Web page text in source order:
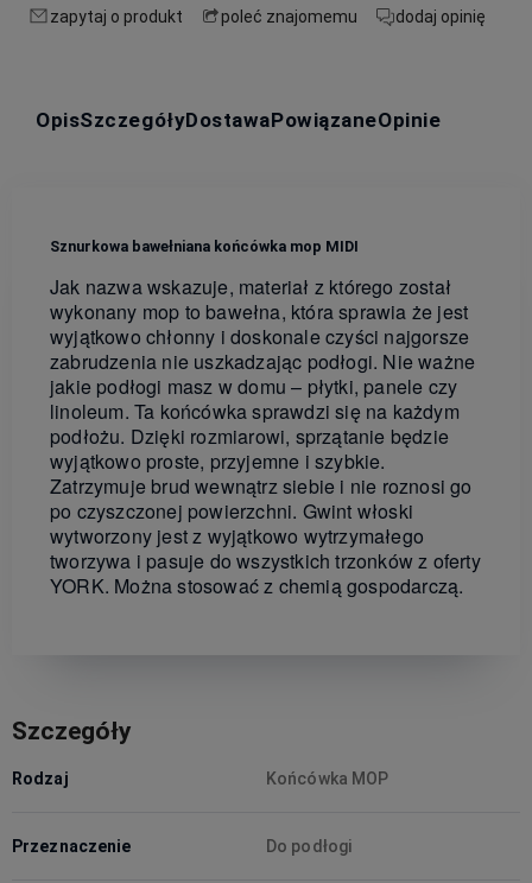
zapytaj o produkt poleć znajomemu dodaj opinię
OpisSzczegółyDostawaPowiązaneOpinie
Sznurkowa bawełniana końcówka mop MIDI
Jak nazwa wskazuje, materiał z którego został
wykonany mop to bawełna, która sprawia że jest
wyjątkowo chłonny i doskonale czyści najgorsze
zabrudzenia nie uszkadzając podłogi. Nie ważne
jakie podłogi masz w domu – płytki, panele czy
linoleum. Ta końcówka sprawdzi się na każdym
podłożu. Dzięki rozmiarowi, sprzątanie będzie
wyjątkowo proste, przyjemne i szybkie.
Zatrzymuje brud wewnątrz siebie i nie roznosi go
po czyszczonej powierzchni. Gwint włoski
wytworzony jest z wyjątkowo wytrzymałego
tworzywa i pasuje do wszystkich trzonków z oferty
YORK. Można stosować z chemią gospodarczą.
Szczegóły
Rodzaj Końcówka MOP
Przeznaczenie Do podłogi